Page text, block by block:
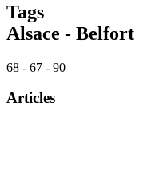
Tags
Alsace - Belfort
68 - 67 - 90
Articles